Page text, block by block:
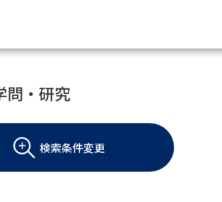
大学・短大の資料種類から請求
大学パンフ
学部・学科パンフ
総合型選抜・学校推薦型選抜 募集要項＆願書
問・研究
検索条件変更